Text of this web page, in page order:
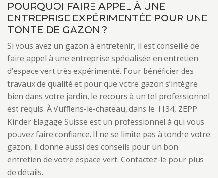
POURQUOI FAIRE APPEL À UNE
ENTREPRISE EXPÉRIMENTÉE POUR UNE
TONTE DE GAZON ?
Si vous avez un gazon à entretenir, il est conseillé de
faire appel à une entreprise spécialisée en entretien
d’espace vert très expérimenté. Pour bénéficier des
travaux de qualité et pour que votre gazon s’intègre
bien dans votre jardin, le recours à un tel professionnel
est requis. À Vufflens-le-chateau, dans le 1134, ZEPP
Kinder Elagage Suisse est un professionnel à qui vous
pouvez faire confiance. Il ne se limite pas à tondre votre
gazon, il donne aussi des conseils pour un bon
entretien de votre espace vert. Contactez-le pour plus
de détails.